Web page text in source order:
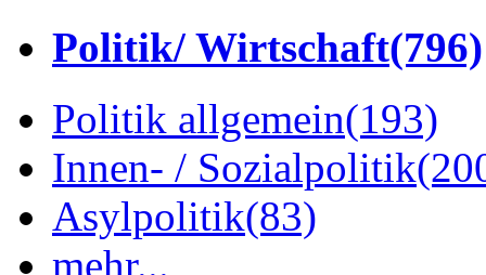
Politik/ Wirtschaft(796)
Politik allgemein(193)
Innen- / Sozialpolitik
Asylpolitik(83)
mehr...